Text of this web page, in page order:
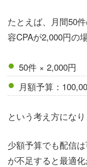
たとえば、月間50
容CPAが2,000円の場
50件 × 2,000円
月額予算：
という考え方になり
少額予算でも配信
が不足すると最適